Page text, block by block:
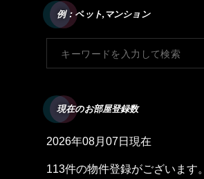
例：ペット,マンション
現在のお部屋登録数
2026年08月07日現在
113件の物件登録がございます。